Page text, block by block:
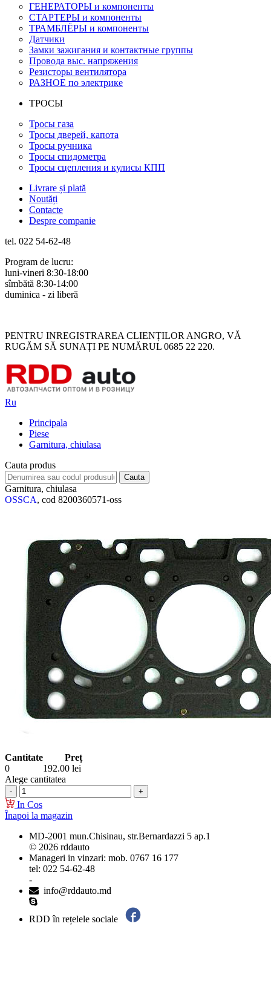
ГЕНЕРАТОРЫ и компоненты
СТАРТЕРЫ и компоненты
ТРАМБЛЁРЫ и компоненты
Датчики
Замки зажигания и контактные группы
Провода выс. напряжения
Резисторы вентилятора
РАЗНОЕ по электрике
ТРОСЫ
Тросы газа
Тросы дверей, капота
Тросы ручника
Тросы спидометра
Тросы сцепления и кулисы КПП
Livrare și plată
Noutăți
Contacte
Despre companie
tel. 022 54-62-48
Program de lucru:
luni-vineri 8:30-18:00
sîmbătă 8:30-14:00
duminica - zi liberă
PENTRU INREGISTRAREA CLIENȚILOR ANGRO, VĂ
RUGĂM SĂ SUNAȚI PE NUMĂRUL 0685 22 220.
Ru
Principala
Piese
Garnitura, chiulasa
Cauta produs
Garnitura, chiulasa
OSSCA, cod 8200360571-oss
Cantitate
Preț
0
192.00 lei
Alege cantitatea
In Cos
Înapoi la magazin
MD-2001 mun.Chisinau, str.Bernardazzi 5 ap.1
© 2026 rddauto
Manageri in vinzari: mob. 0767 16 177
tel: 022 54-62-48
-
info@rddauto.md
RDD în rețelele sociale